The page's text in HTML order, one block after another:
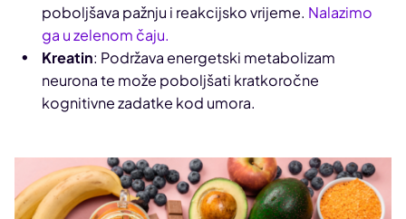
poboljšava pažnju i reakcijsko vrijeme. Nalazimo
ga u zelenom čaju.
Kreatin: Podržava energetski metabolizam
neurona te može poboljšati kratkoročne
kognitivne zadatke kod umora.